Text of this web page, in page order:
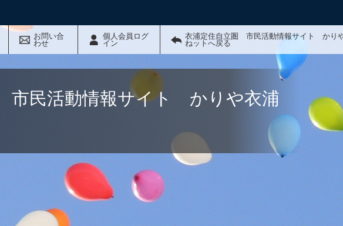
お問い合
わせ
個人会員ログ
イン
衣浦定住自立圏 市民活動情報サイト かり
ねットへ戻る
市民活動情報サイト かりや衣浦